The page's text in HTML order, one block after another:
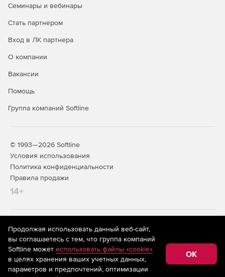
База данных управления конфигурациями.
Семинары и вебинары
Стать партнером
Вход в ЛК партнера
О компании
Вакансии
Помощь
Группа компаний Softline
© 1993—2026 Softline
Условия использования
Политика конфиденциальности
Правила продажи
14+
На информационном ресурсе store.softline.ru применяются
рекомендательные технологии
(информационные технологии
предоставления информации на основе сбора,
систематизации и анализа сведений, относящихся к
предпочтениям пользователей сети «Интернет»,
находящихся на территории Российской Федерации)
Продолжая использовать данный веб-сайт,
вы соглашаетесь с тем, что группа компаний
Softline может использовать файлы «cookie»
в целях хранения ваших учетных данных,
параметров и предпочтений, оптимизации
OK